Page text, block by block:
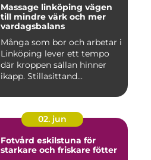
Massage linköping vägen
till mindre värk och mer
vardagsbalans
Många som bor och arbetar i
Linköping lever ett tempo
där kroppen sällan hinner
ikapp. Stillasittand...
02. jun
Fotvård eskilstuna för
starkare och friskare fötter